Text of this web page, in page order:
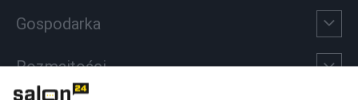
Gospodarka
Rozmaitości